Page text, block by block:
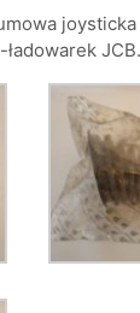
JCB.